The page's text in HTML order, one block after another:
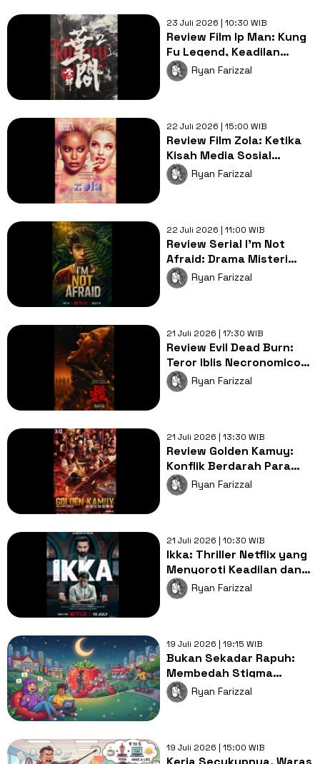
23 Juli 2026 | 10:30 WIB
Review Film Ip Man: Kung
Fu Legend, Keadilan
Ditegakkan Lewat Wing
Chun!
Ryan Farizzal
22 Juli 2026 | 15:00 WIB
Review Film Zola: Ketika
Kisah Media Sosial
Berubah Menjadi Momen
Mencekam!
Ryan Farizzal
22 Juli 2026 | 11:00 WIB
Review Serial I'm Not
Afraid: Drama Misteri
Meksiko yang Sangat
Emosional
Ryan Farizzal
21 Juli 2026 | 17:30 WIB
Review Evil Dead Burn:
Teror Iblis Necronomicon
di Rumah Danau
Berdarah!
Ryan Farizzal
21 Juli 2026 | 13:30 WIB
Review Golden Kamuy:
Konflik Berdarah Para
Narapidana Kelas Kakap
di Jepang
Ryan Farizzal
21 Juli 2026 | 10:30 WIB
Ikka: Thriller Netflix yang
Menyoroti Keadilan dan
Pengorbanan Keluarga!
Ryan Farizzal
19 Juli 2026 | 19:15 WIB
Bukan Sekadar Rapuh:
Membedah Stigma
"Generasi Strawberry"
pada Gen Z
Ryan Farizzal
19 Juli 2026 | 15:00 WIB